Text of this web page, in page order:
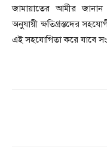
জামায়াতের আমীর
অনুযায়ী ক্ষতিগ্রস্তদের
এই সহযোগিতা করে যাবে